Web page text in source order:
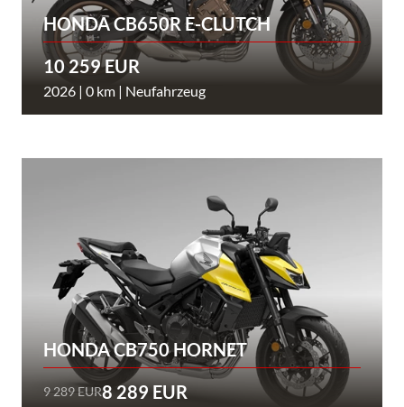
HONDA CB650R E-CLUTCH
10 259 EUR
2026 | 0 km | Neufahrzeug
HONDA CB750 HORNET
9 289 EUR8 289 EUR